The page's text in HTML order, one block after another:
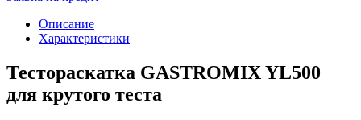
Описание
Характеристики
Тестораскатка GASTROMIX YL500
для крутого теста